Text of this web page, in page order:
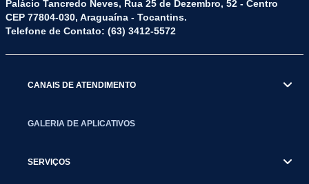
Palácio Tancredo Neves, Rua 25 de Dezembro, 52 - Centro
CEP 77804-030, Araguaína - Tocantins.
Telefone de Contato: (63) 3412-5572
CANAIS DE ATENDIMENTO
GALERIA DE APLICATIVOS
SERVIÇOS